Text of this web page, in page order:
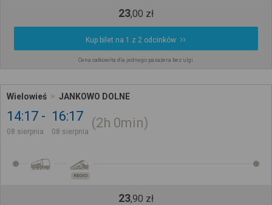
23,00 zł
Kup bilet na 1 z 2 odcinków
Cena całkowita dla jednego pasażera bez ulgi
Wielowieś JANKOWO DOLNE
14:17
08 sierpnia
16:17
08 sierpnia
2h 0min
REGIO
23,90 zł